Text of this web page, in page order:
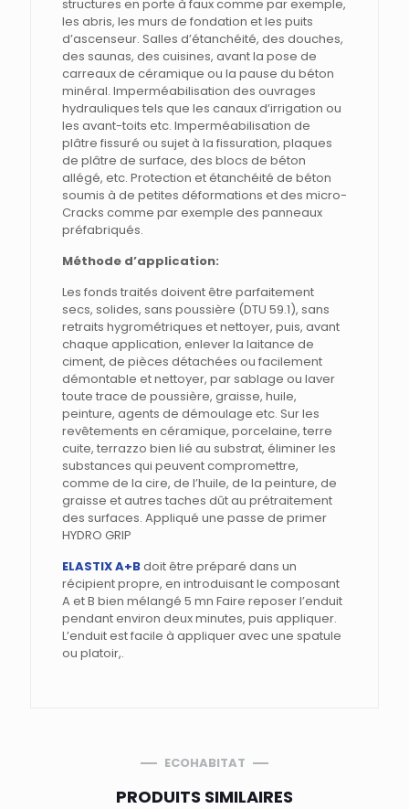
structures en porte à faux comme par exemple,
les abris, les murs de fondation et les puits
d’ascenseur. Salles d’étanchéité, des douches,
des saunas, des cuisines, avant la pose de
carreaux de céramique ou la pause du béton
minéral. Imperméabilisation des ouvrages
hydrauliques tels que les canaux d’irrigation ou
les avant-toits etc. Imperméabilisation de
plâtre fissuré ou sujet à la fissuration, plaques
de plâtre de surface, des blocs de béton
allégé, etc. Protection et étanchéité de béton
soumis à de petites déformations et des micro-
Cracks comme par exemple des panneaux
préfabriqués.
Méthode d’application:
Les fonds traités doivent être parfaitement
secs, solides, sans poussière (DTU 59.1), sans
retraits hygrométriques et nettoyer, puis, avant
chaque application, enlever la laitance de
ciment, de pièces détachées ou facilement
démontable et nettoyer, par sablage ou laver
toute trace de poussière, graisse, huile,
peinture, agents de démoulage etc. Sur les
revêtements en céramique, porcelaine, terre
cuite, terrazzo bien lié au substrat, éliminer les
substances qui peuvent compromettre,
comme de la cire, de l’huile, de la peinture, de
graisse et autres taches dût au prétraitement
des surfaces. Appliqué une passe de primer
HYDRO GRIP
ELASTIX A+Bdoit être préparé dans un
récipient propre, en introduisant le composant
A et B bien mélangé 5 mn Faire reposer l’enduit
pendant environ deux minutes, puis appliquer.
L’enduit est facile à appliquer avec une spatule
ou platoir,.
ECOHABITAT
PRODUITS SIMILAIRES